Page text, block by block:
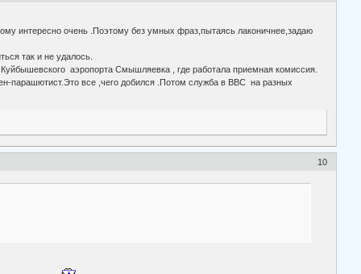
интересно очень .Поэтому без умных фраз,пытаясь лаконичнее,задаю
так и не удалось.
аэропорта Смышляевка , где работала приемная комиссия.
парашютист.Это все ,чего добился .Потом служба в ВВС на разных
10